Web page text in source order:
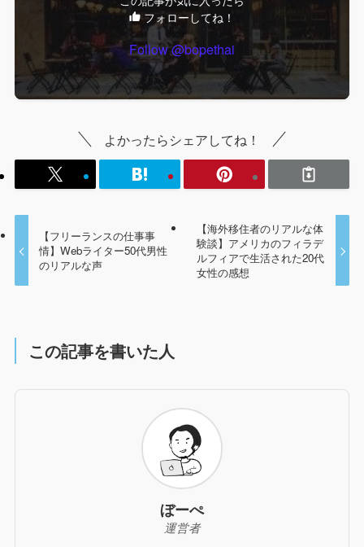
フォローしてね！
Follow @bopethai
よかったらシェアしてね！
【フリーランスの仕事事
情】Webライター50代男性
のリアルな声
【海外移住者のリアルな体
験談】アメリカのフィラデ
ルフィアで生活された20代
女性の感想
この記事を書いた人
ぼーぺ
運営者